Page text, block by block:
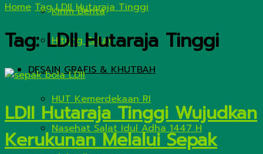
Kirim Berita
Hitung Zakat
DESAIN GRAFIS & KHUTBAH
HUT Kemerdekaan RI
Nasehat Salat Idul Adha 1447 H
Home Tag LDII Hutaraja Tinggi
Tag:LDII Hutaraja Tinggi
LDII Hutaraja Tinggi Wujudkan
Kerukunan Melalui Sepak